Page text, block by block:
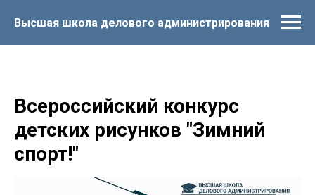
Высшая школа делового администрирования
Всероссийский конкурс
детских рисунков "Зимний
спорт!"